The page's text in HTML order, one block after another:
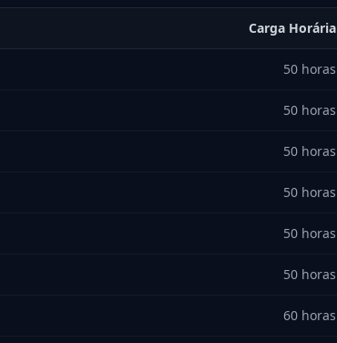
Carga Horária
50 horas
50 horas
50 horas
50 horas
50 horas
50 horas
60 horas